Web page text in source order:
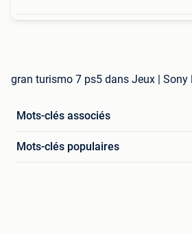
gran turismo 7 ps5 dans Jeux | Sony
Mots-clés associés
Mots-clés populaires